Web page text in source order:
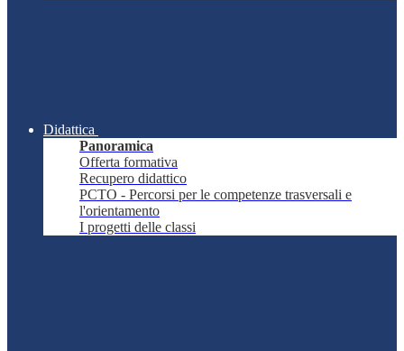
Didattica
Panoramica
Offerta formativa
Recupero didattico
PCTO - Percorsi per le competenze trasversali e
l'orientamento
I progetti delle classi